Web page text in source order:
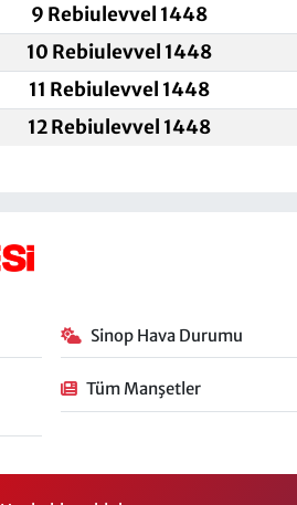
9 Rebiulevvel 1448
10 Rebiulevvel 1448
11 Rebiulevvel 1448
12 Rebiulevvel 1448
Sinop Hava Durumu
Tüm Manşetler